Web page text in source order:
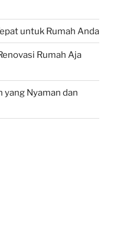
untuk Rumah Anda
Rumah Aja
Nyaman dan